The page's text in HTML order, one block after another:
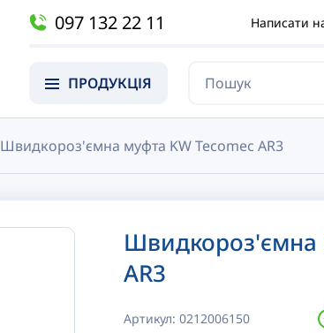
097 132 22 11 Написати
ПРОДУКЦІЯ
Швидкороз'ємна муфта KW Tecomec AR3
Швидкороз'ємна
AR3
Артикул: 0212006150